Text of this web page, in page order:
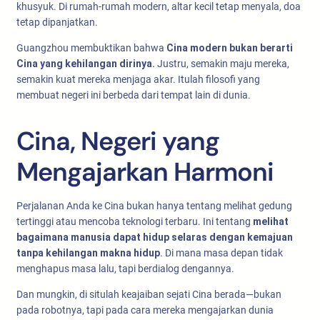
khusyuk. Di rumah-rumah modern, altar kecil tetap menyala, doa
tetap dipanjatkan.
Guangzhou membuktikan bahwa Cina modern bukan berarti
Cina yang kehilangan dirinya. Justru, semakin maju mereka,
semakin kuat mereka menjaga akar. Itulah filosofi yang
membuat negeri ini berbeda dari tempat lain di dunia.
Cina, Negeri yang
Mengajarkan Harmoni
Perjalanan Anda ke Cina bukan hanya tentang melihat gedung
tertinggi atau mencoba teknologi terbaru. Ini tentang melihat
bagaimana manusia dapat hidup selaras dengan kemajuan
tanpa kehilangan makna hidup. Di mana masa depan tidak
menghapus masa lalu, tapi berdialog dengannya.
Dan mungkin, di situlah keajaiban sejati Cina berada—bukan
pada robotnya, tapi pada cara mereka mengajarkan dunia